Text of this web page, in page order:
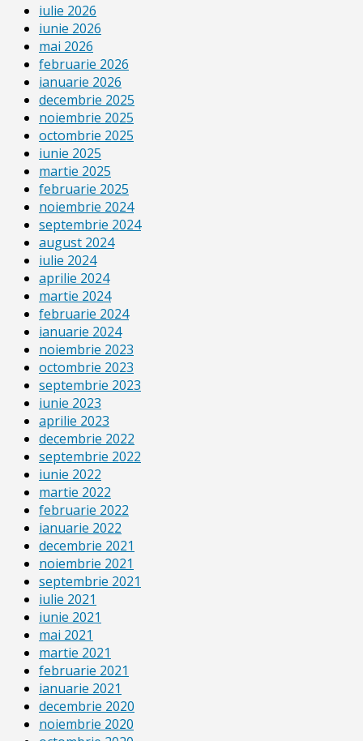
iulie 2026
iunie 2026
mai 2026
februarie 2026
ianuarie 2026
decembrie 2025
noiembrie 2025
octombrie 2025
iunie 2025
martie 2025
februarie 2025
noiembrie 2024
septembrie 2024
august 2024
iulie 2024
aprilie 2024
martie 2024
februarie 2024
ianuarie 2024
noiembrie 2023
octombrie 2023
septembrie 2023
iunie 2023
aprilie 2023
decembrie 2022
septembrie 2022
iunie 2022
martie 2022
februarie 2022
ianuarie 2022
decembrie 2021
noiembrie 2021
septembrie 2021
iulie 2021
iunie 2021
mai 2021
martie 2021
februarie 2021
ianuarie 2021
decembrie 2020
noiembrie 2020